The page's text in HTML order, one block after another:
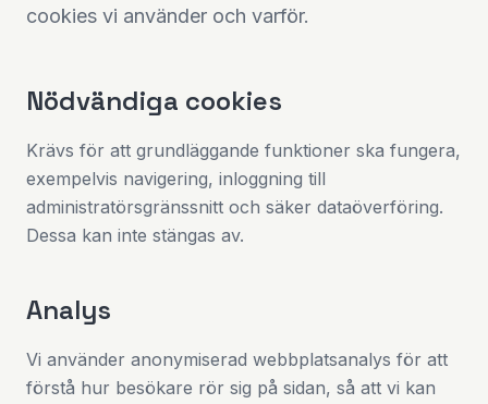
cookies vi använder och varför.
Nödvändiga cookies
Krävs för att grundläggande funktioner ska fungera,
exempelvis navigering, inloggning till
administratörsgränssnitt och säker dataöverföring.
Dessa kan inte stängas av.
Analys
Vi använder anonymiserad webbplatsanalys för att
förstå hur besökare rör sig på sidan, så att vi kan